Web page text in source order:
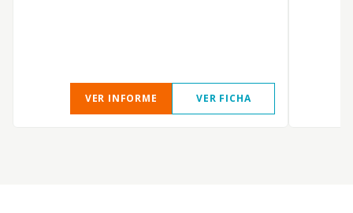
VER INFORME VER FICHA